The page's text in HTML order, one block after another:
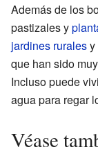
Además de los
pastizales y
jardines ruralesy
que han sido
Incluso puede
agua para regar
Véase